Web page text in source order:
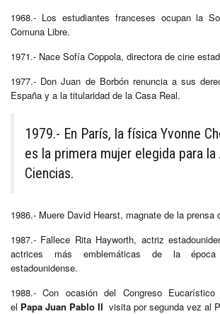
1968.- Los estudiantes franceses ocupan la
Comuna Libre.
1971.- Nace Sofía Coppola, directora de cine
1977.- Don Juan de Borbón renuncia a sus
España y a la titularidad de la Casa Real.
1979.- En París, la física Yvonne
es la primera mujer elegida para la
Ciencias.
1986.- Muere David Hearst, magnate de la prensa
1987.- Fallece Rita Hayworth, actriz
actrices más emblemáticas de la
estadounidense.
1988.- Con ocasión del Congreso Eucarístico
el Papa Juan Pablo II visita por segunda vez al